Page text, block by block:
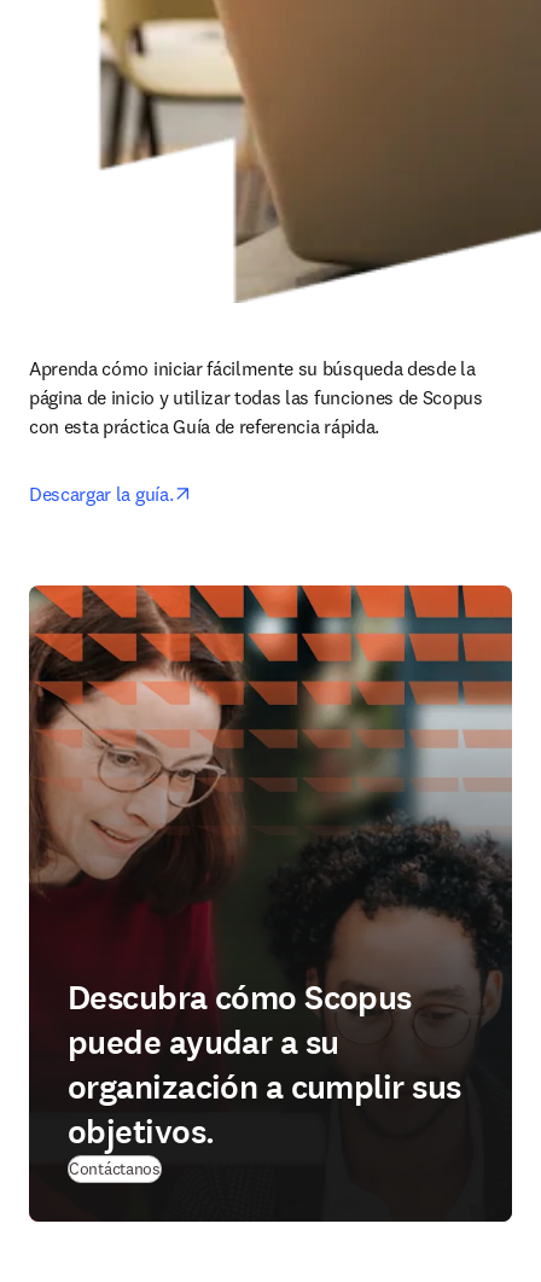
Aprenda cómo iniciar fácilmente su búsqueda desde la
página de inicio y utilizar todas las funciones de Scopus
con esta práctica Guía de referencia rápida.
Descargar la guía.
Descubra cómo Scopus
puede ayudar a su
organización a cumplir sus
objetivos.
Contáctanos